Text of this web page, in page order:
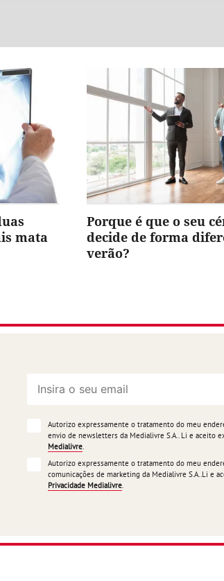
mata
Porque é que o seu
decide de forma
verão?
Autorizo expressamente o tratamento do meu
envio de newsletters da Medialivre S.A.. Li e aceito
Medialivre
Autorizo expressamente o tratamento do meu
comunicações de marketing da Medialivre S.A..Li e
Privacidade Medialivre